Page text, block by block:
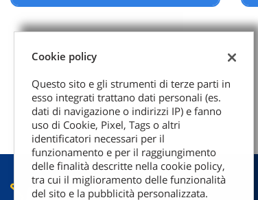
Cookie policy
Questo sito e gli strumenti di terze parti in
esso integrati trattano dati personali (es.
dati di navigazione o indirizzi IP) e fanno
uso di Cookie, Pixel, Tags o altri
identificatori necessari per il
funzionamento e per il raggiungimento
delle finalità descritte nella cookie policy,
tra cui il miglioramento delle funzionalità
del sito e la pubblicità personalizzata.